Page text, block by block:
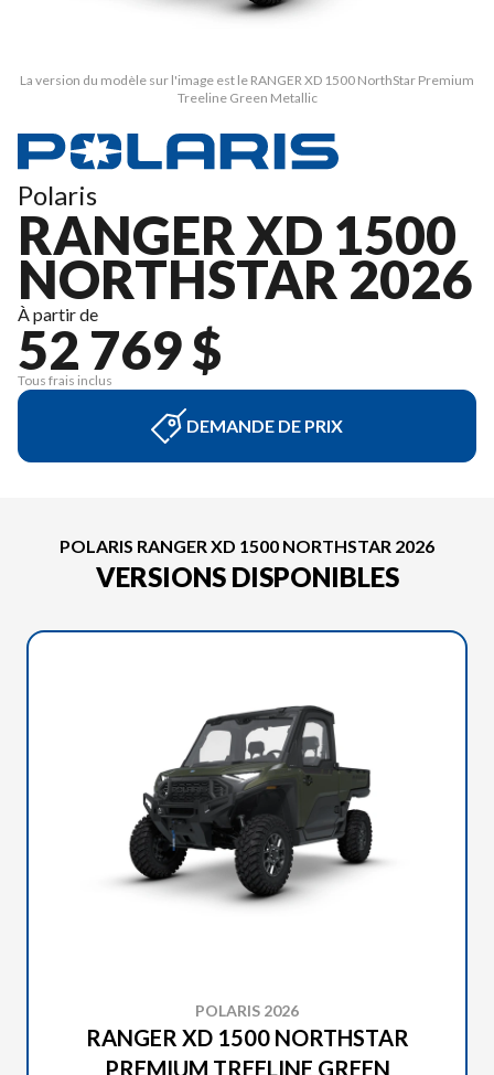
La version du modèle sur l'image est le RANGER XD 1500 NorthStar Premium
Treeline Green Metallic
Polaris
RANGER XD 1500
NORTHSTAR 2026
À partir de
52 769 $
Tous frais inclus
DEMANDE DE PRIX
POLARIS RANGER XD 1500 NORTHSTAR 2026
VERSIONS DISPONIBLES
POLARIS 2026
RANGER XD 1500 NORTHSTAR
PREMIUM TREELINE GREEN